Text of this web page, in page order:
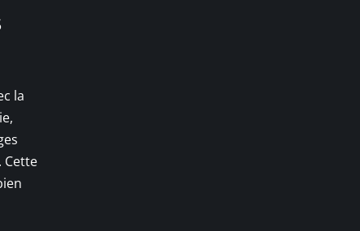
la
Cette